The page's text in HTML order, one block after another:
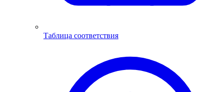
Таблица соответствия